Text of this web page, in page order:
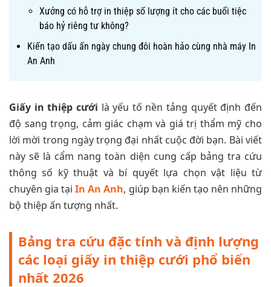
Xưởng có hỗ trợ in thiệp số lượng ít cho các buổi tiệc
báo hỷ riêng tư không?
Kiến tạo dấu ấn ngày chung đôi hoàn hảo cùng nhà máy In
An Anh
Giấy in thiệp cưới là yếu tố nền tảng quyết định đến
độ sang trọng, cảm giác chạm và giá trị thẩm mỹ cho
lời mời trong ngày trọng đại nhất cuộc đời bạn. Bài viết
này sẽ là cẩm nang toàn diện cung cấp bảng tra cứu
thông số kỹ thuật và bí quyết lựa chọn vật liệu từ
chuyên gia tạiIn An Anh, giúp bạn kiến tạo nên những
bộ thiệp ấn tượng nhất.
Bảng tra cứu đặc tính và định lượng
các loại giấy in thiệp cưới phổ biến
nhất 2026